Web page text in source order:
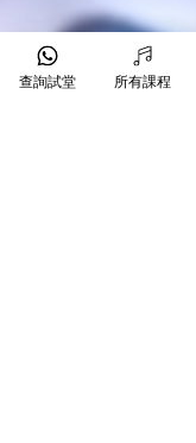
查詢試堂 所有課程